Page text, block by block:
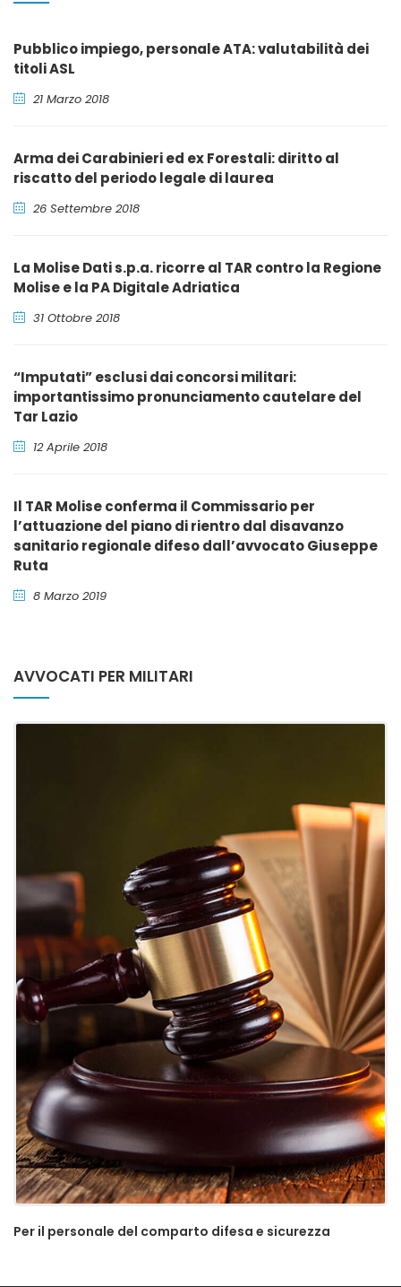
Pubblico impiego, personale ATA: valutabilità dei
titoli ASL
21 Marzo 2018
Arma dei Carabinieri ed ex Forestali: diritto al
riscatto del periodo legale di laurea
26 Settembre 2018
La Molise Dati s.p.a. ricorre al TAR contro la Regione
Molise e la PA Digitale Adriatica
31 Ottobre 2018
“Imputati” esclusi dai concorsi militari:
importantissimo pronunciamento cautelare del
Tar Lazio
12 Aprile 2018
Il TAR Molise conferma il Commissario per
l’attuazione del piano di rientro dal disavanzo
sanitario regionale difeso dall’avvocato Giuseppe
Ruta
8 Marzo 2019
AVVOCATI PER MILITARI
Per il personale del comparto difesa e sicurezza